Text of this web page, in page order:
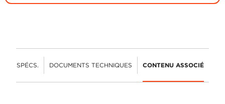
SPÉCS. DOCUMENTS TECHNIQUES CONTENU ASSOCIÉ